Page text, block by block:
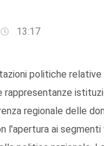
13:17
politiche
regionale delle
l'apertura ai